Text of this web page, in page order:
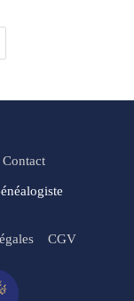
Contact
CGV